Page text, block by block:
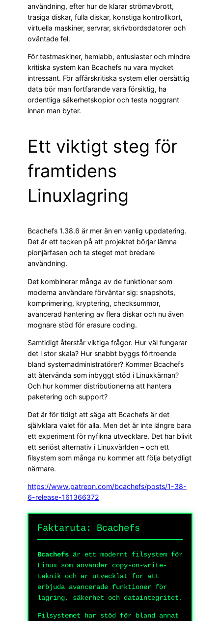
användning, efter hur de klarar strömavbrott,
trasiga diskar, fulla diskar, konstiga kontrollkort,
virtuella maskiner, servrar, skrivbordsdatorer och
oväntade fel.
För testmaskiner, hemlabb, entusiaster och mindre
kritiska system kan Bcachefs nu vara mycket
intressant. För affärskritiska system eller oersättlig
data bör man fortfarande vara försiktig, ha
ordentliga säkerhetskopior och testa noggrant
innan man byter.
Ett viktigt steg för
framtidens
Linuxlagring
Bcachefs 1.38.6 är mer än en vanlig uppdatering.
Det är ett tecken på att projektet börjar lämna
pionjärfasen och ta steget mot bredare
användning.
Det kombinerar många av de funktioner som
moderna användare förväntar sig: snapshots,
komprimering, kryptering, checksummor,
avancerad hantering av flera diskar och nu även
mognare stöd för erasure coding.
Samtidigt återstår viktiga frågor. Hur väl fungerar
det i stor skala? Hur snabbt byggs förtroende
bland systemadministratörer? Kommer Bcachefs
att återvända som inbyggt stöd i Linuxkärnan?
Och hur kommer distributionerna att hantera
paketering och support?
Det är för tidigt att säga att Bcachefs är det
självklara valet för alla. Men det är inte längre bara
ett experiment för nyfikna utvecklare. Det har blivit
ett seriöst alternativ i Linuxvärlden – och ett
filsystem som många nu kommer att följa betydligt
närmare.
https://www.patreon.com/bcachefs/posts/1-38-
6-release-161366372
Faktaruta: Bcachefs
Bcachefs är ett modernt filsystem för
Linux som använder copy-on-write-
teknik och är utvecklat för att
erbjuda avancerade funktioner för
lagring, säkerhet och dataintegritet.
Filsystemet har stöd för bland annat